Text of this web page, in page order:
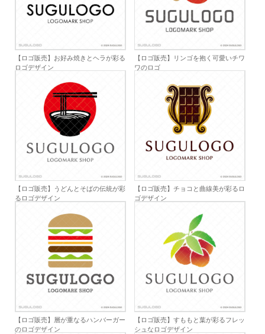
【ロゴ販売】お好み焼きとヘラが彩る
ロゴデザイン
【ロゴ販売】リンゴを抱く可愛いチワ
ワのロゴ
【ロゴ販売】うどんとそばの伝統が彩
るロゴデザイン
【ロゴ販売】チョコと曲線美が彩るロ
ゴデザイン
【ロゴ販売】層が重なるハンバーガー
のロゴデザイン
【ロゴ販売】すももと葉が彩るフレッ
シュなロゴデザイン